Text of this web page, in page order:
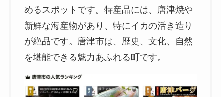
めるスポットです。特産品には、唐津焼や
新鮮な海産物があり、特にイカの活き造り
が絶品です。唐津市は、歴史、文化、自然
を堪能できる魅力あふれる町です。